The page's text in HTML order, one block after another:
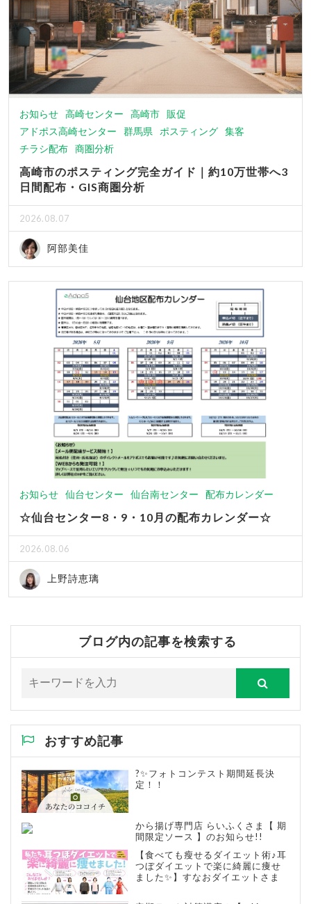
お知らせ 高崎センター 高崎市 販促
アドポス高崎センター
群馬県 ポスティング 集客
チラシ配布 商圏分析
高崎市のポスティング完全ガイド｜約10万世帯へ3
日間配布・GIS商圏分析
2026.08.07
阿部美佳
お知らせ 仙台センター 仙台南センター 配布カレンダー
☆仙台センター8・9・10月の配布カレンダー☆
2026.08.06
上野詩恵璃
ブログ内の記事を検索する
おすすめ記事
?✨フォトコンテスト期間延長決
定！！
から揚げ専門店 らいふくさま【 期
間限定ソース 】のお知らせ!!
【食べても瘦せるダイエット術♪耳
つぼダイエットで楽に綺麗に痩せ
ました✨】すなおダイエットさま